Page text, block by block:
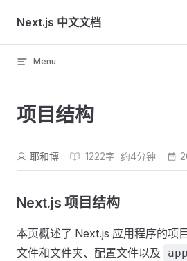
Skip to content
Next.js 中文文档
Menu
项目结构
耶和博 1222字 约4分钟
Next.js 项目结构
本页概述了 Next.js 应用程序的项
文件和文件夹、配置文件以及
app